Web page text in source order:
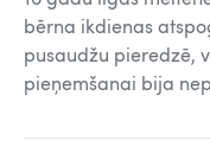
bērna ikdienas
pusaudžu pieredzē,
pieņemšanai bija